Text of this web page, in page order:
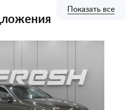
Показать все